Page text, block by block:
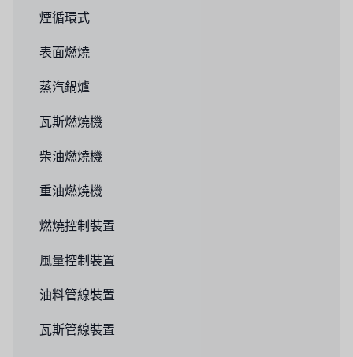
煙循環式
表面燃燒
蒸汽鍋爐
瓦斯燃燒機
柴油燃燒機
重油燃燒機
燃燒控制裝置
風量控制裝置
油料管線裝置
瓦斯管線裝置